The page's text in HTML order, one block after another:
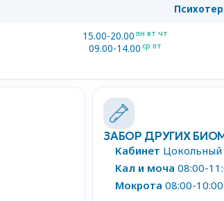
15.00-20.00 пн вт чт
09.00-14.00 ср пт
ЗАБОР ДРУГИХ
Кабинет Цокольный
Кал и моча 08:00-
Мокрота 08:00-10:00